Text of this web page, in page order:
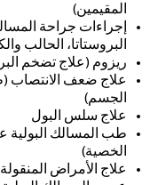
المقيمين)
إجراءات جراحة المسالك
البروستاتا، الحالب
ريزوم (علاج تضخم
علاج ضعف الانتصاب
الجسم)
علاج سلس البول
طب المسالك البولية
الخصية)
علاج الأمراض